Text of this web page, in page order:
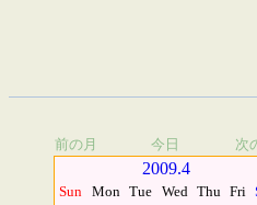
前の月 今日 次
2009.4
Sun Mon Tue Wed Thu Fri